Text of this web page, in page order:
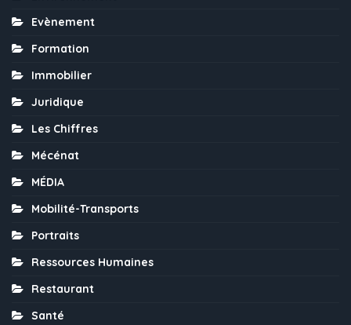
Evènement
Formation
Immobilier
Juridique
Les Chiffres
Mécénat
MÉDIA
Mobilité-Transports
Portraits
Ressources Humaines
Restaurant
Santé